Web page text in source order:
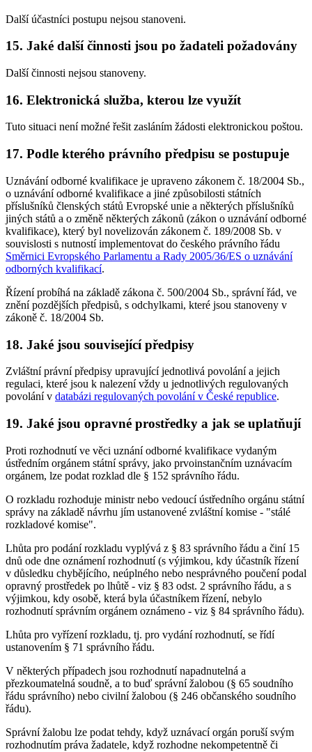
Další účastníci postupu nejsou stanoveni.
15. Jaké další činnosti jsou po žadateli požadovány
Další činnosti nejsou stanoveny.
16. Elektronická služba, kterou lze využít
Tuto situaci není možné řešit zasláním žádosti elektronickou poštou.
17. Podle kterého právního předpisu se postupuje
Uznávání odborné kvalifikace je upraveno zákonem č. 18/2004 Sb.,
o uznávání odborné kvalifikace a jiné způsobilosti státních
příslušníků členských států Evropské unie a některých příslušníků
jiných států a o změně některých zákonů (zákon o uznávání odborné
kvalifikace), který byl novelizován zákonem č. 189/2008 Sb. v
souvislosti s nutností implementovat do českého právního řádu
Směrnici Evropského Parlamentu a Rady 2005/36/ES o uznávání
odborných kvalifikací.
Řízení probíhá na základě zákona č. 500/2004 Sb., správní řád, ve
znění pozdějších předpisů, s odchylkami, které jsou stanoveny v
zákoně č. 18/2004 Sb.
18. Jaké jsou související předpisy
Zvláštní právní předpisy upravující jednotlivá povolání a jejich
regulaci, které jsou k nalezení vždy u jednotlivých regulovaných
povolání v databázi regulovaných povolání v České republice.
19. Jaké jsou opravné prostředky a jak se uplatňují
Proti rozhodnutí ve věci uznání odborné kvalifikace vydaným
ústředním orgánem státní správy, jako prvoinstančním uznávacím
orgánem, lze podat rozklad dle § 152 správního řádu.
O rozkladu rozhoduje ministr nebo vedoucí ústředního orgánu státní
správy na základě návrhu jím ustanovené zvláštní komise - "stálé
rozkladové komise".
Lhůta pro podání rozkladu vyplývá z § 83 správního řádu a činí 15
dnů ode dne oznámení rozhodnutí (s výjimkou, kdy účastník řízení
v důsledku chybějícího, neúplného nebo nesprávného poučení podal
opravný prostředek po lhůtě - viz § 83 odst. 2 správního řádu, a s
výjimkou, kdy osobě, která byla účastníkem řízení, nebylo
rozhodnutí správním orgánem oznámeno - viz § 84 správního řádu).
Lhůta pro vyřízení rozkladu, tj. pro vydání rozhodnutí, se řídí
ustanovením § 71 správního řádu.
V některých případech jsou rozhodnutí napadnutelná a
přezkoumatelná soudně, a to buď správní žalobou (§ 65 soudního
řádu správního) nebo civilní žalobou (§ 246 občanského soudního
řádu).
Správní žalobu lze podat tehdy, když uznávací orgán poruší svým
rozhodnutím práva žadatele, když rozhodne nekompetentně či